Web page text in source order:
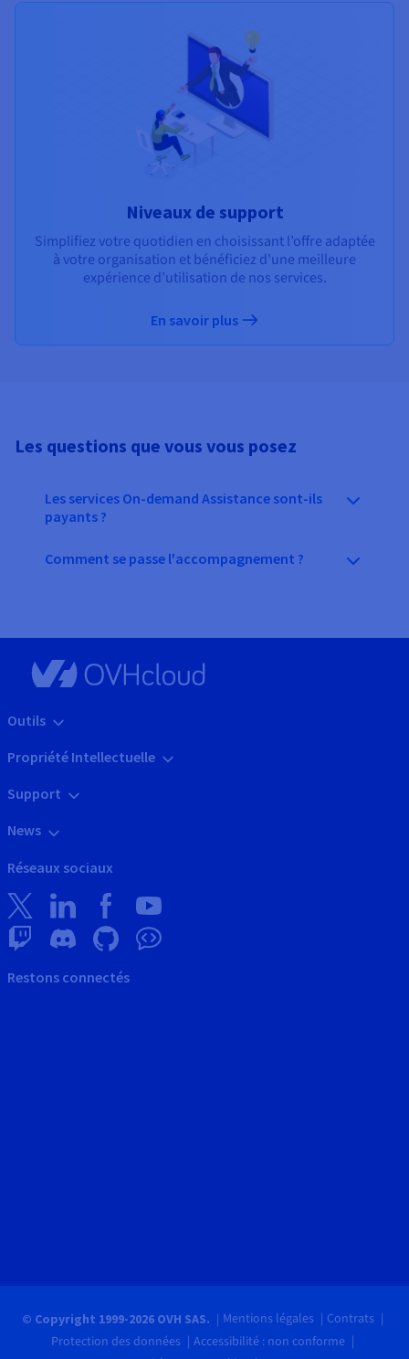
Niveaux de support
Simplifiez votre quotidien en choisissant l’offre adaptée
à votre organisation et bénéficiez d'une meilleure
expérience d’utilisation de nos services.
En savoir plus
Les questions que vous vous posez
Les services On-demand Assistance sont-ils
payants ?
Comment se passe l'accompagnement ?
Outils
Propriété Intellectuelle
Support
News
Réseaux sociaux
Restons connectés
© Copyright 1999-2026 OVH SAS. Mentions légales
Contrats
Protection des données
Accessibilité : non conforme